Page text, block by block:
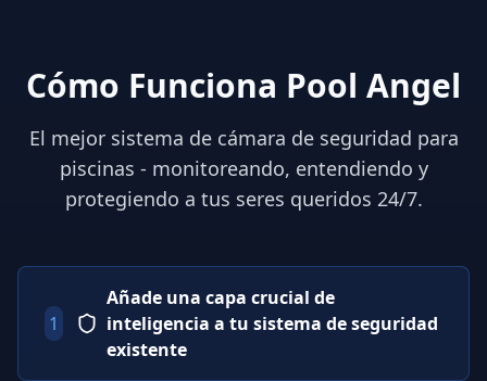
Cómo Funciona Pool Angel
El mejor sistema de cámara de seguridad para
piscinas - monitoreando, entendiendo y
protegiendo a tus seres queridos 24/7.
1
Añade una capa crucial de
inteligencia a tu sistema de seguridad
existente